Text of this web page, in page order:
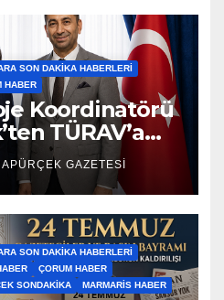
SON DAKIKA HABERLERI
HABER
Koordinatörü
TÜRAV’a
GAZETESİ
SON DAKIKA HABERLERI
ÇORUM HABER
SONDAKIKA MARMARIS HABER